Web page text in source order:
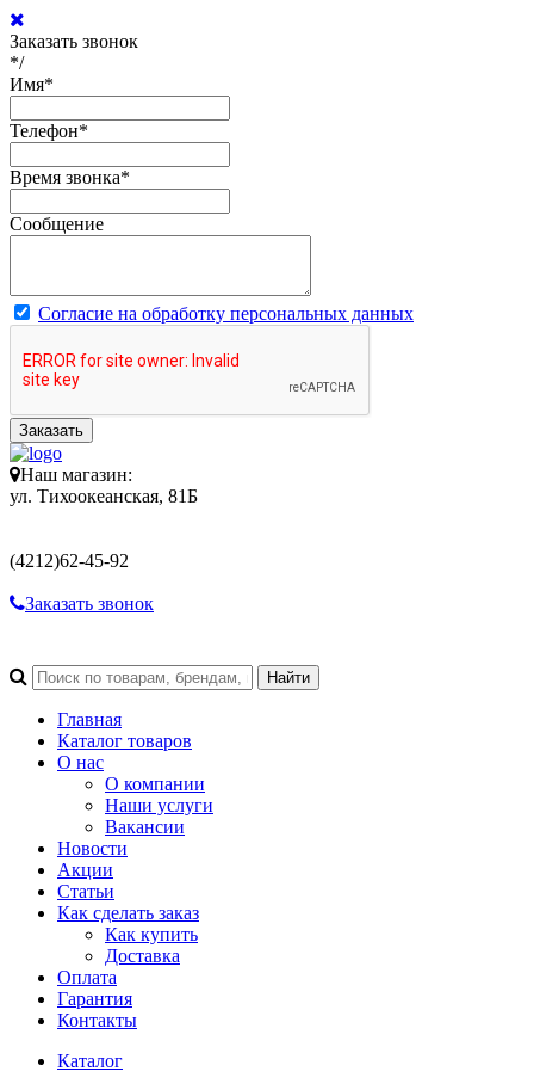
Заказать звонок
*/
Имя*
Телефон*
Время звонка*
Сообщение
Согласие на обработку персональных данных
Заказать
Наш магазин:
ул. Тихоокеанская, 81Б
(4212)62-45-92
Заказать звонок
Главная
Каталог товаров
О нас
О компании
Наши услуги
Вакансии
Новости
Акции
Статьи
Как сделать заказ
Как купить
Доставка
Оплата
Гарантия
Контакты
Каталог